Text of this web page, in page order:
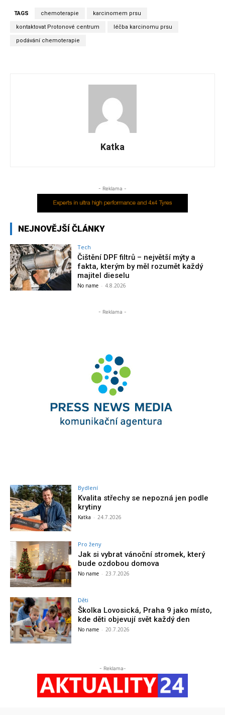
TAGS chemoterapie karcinomem prsu
kontaktovat Protonové centrum léčba karcinomu prsu
podávání chemoterapie
Katka
- Reklama -
NEJNOVĚJŠÍ ČLÁNKY
Tech
Čištění DPF filtrů – největší mýty a
fakta, kterým by měl rozumět každý
majitel dieselu
No name - 4.8.2026
- Reklama -
Bydlení
Kvalita střechy se nepozná jen podle
krytiny
Katka - 24.7.2026
Pro ženy
Jak si vybrat vánoční stromek, který
bude ozdobou domova
No name - 23.7.2026
Děti
Školka Lovosická, Praha 9 jako místo,
kde děti objevují svět každý den
No name - 20.7.2026
- Reklama-